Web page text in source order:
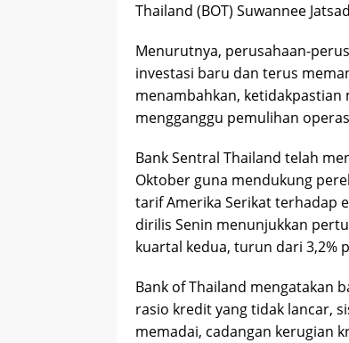
Thailand (BOT) Suwannee
Menurutnya, perusahaan-
investasi baru dan terus
menambahkan, ketidakpastian
mengganggu pemulihan
Bank Sentral Thailand telah
Oktober guna mendukung
tarif Amerika Serikat terhadap
dirilis Senin menunjukkan
kuartal kedua, turun dari 3,2%
Bank of Thailand mengatakan
rasio kredit yang tidak lancar,
memadai, cadangan kerugian